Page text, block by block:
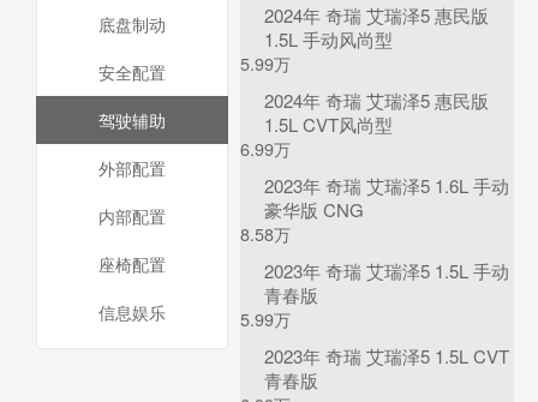
2024年 奇瑞 艾瑞泽5 惠民版
1.5L 手动风尚型
5.99万
2024年 奇瑞 艾瑞泽5 惠民版
1.5L CVT风尚型
6.99万
2023年 奇瑞 艾瑞泽5 1.6L 手动
豪华版 CNG
8.58万
2023年 奇瑞 艾瑞泽5 1.5L 手动
青春版
5.99万
2023年 奇瑞 艾瑞泽5 1.5L CVT
青春版
底盘制动
安全配置
驾驶辅助
外部配置
内部配置
座椅配置
信息娱乐